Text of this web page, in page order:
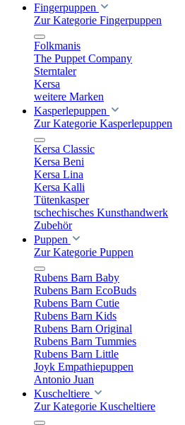
Fingerpuppen
Zur Kategorie Fingerpuppen
Folkmanis
The Puppet Company
Sterntaler
Kersa
weitere Marken
Kasperlepuppen
Zur Kategorie Kasperlepuppen
Kersa Classic
Kersa Beni
Kersa Lina
Kersa Kalli
Tütenkasper
tschechisches Kunsthandwerk
Zubehör
Puppen
Zur Kategorie Puppen
Rubens Barn Baby
Rubens Barn EcoBuds
Rubens Barn Cutie
Rubens Barn Kids
Rubens Barn Original
Rubens Barn Tummies
Rubens Barn Little
Joyk Empathiepuppen
Antonio Juan
Kuscheltiere
Zur Kategorie Kuscheltiere